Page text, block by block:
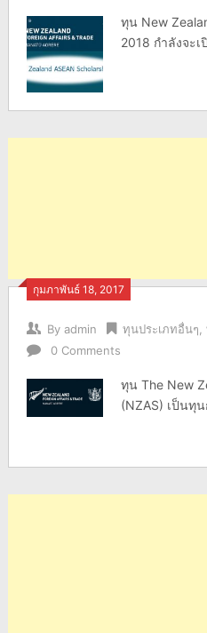
ทุน New
2018 กำลังจะ
กุมภาพันธ์ 18, 2017
By admin ทุนประเภทอื่นๆ,
0 Comments
ทุน The New
(NZAS) เป็นทุ